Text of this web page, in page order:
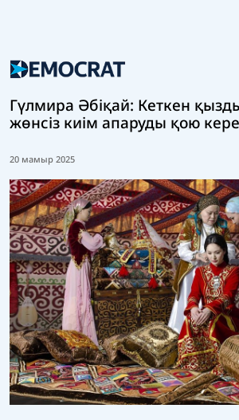
Гүлмира Әбіқай: Кеткен
жөнсіз киім апаруды қою
20 мамыр 2025